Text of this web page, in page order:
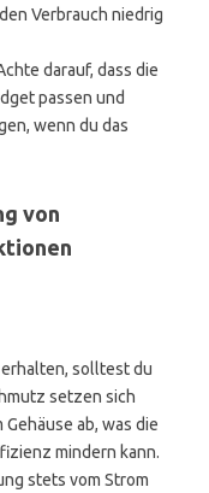
Verbrauch niedrig
darauf, dass die
passen und
wenn du das
von
solltest du
setzen sich
ab, was die
mindern kann.
stets vom Strom